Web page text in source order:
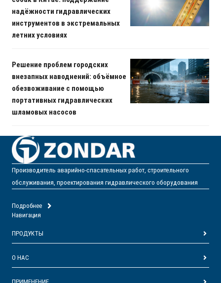
надёжности гидравлических
инструментов в экстремальных
летних условиях
Решение проблем городских
внезапных наводнений: объёмное
обезвоживание с помощью
портативных гидравлических
шламовых насосов
Производитель аварийно-спасательных работ, строительного
обслуживания, проектирования гидравлического оборудования
Подробнее
Навигация
ПРОДУКТЫ
О НАС